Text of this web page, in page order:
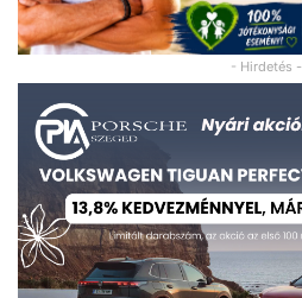
- Hirdetés -